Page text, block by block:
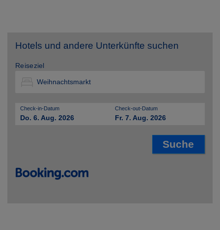
Hotels und andere Unterkünfte suchen
Reiseziel
Check-in-Datum
Do. 6. Aug. 2026
Check-out-Datum
Fr. 7. Aug. 2026